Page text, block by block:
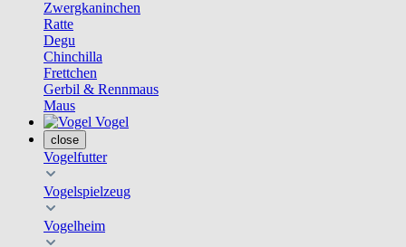
Zwergkaninchen
Ratte
Degu
Chinchilla
Frettchen
Gerbil & Rennmaus
Maus
Vogel
close
Vogelfutter
Vogelspielzeug
Vogelheim